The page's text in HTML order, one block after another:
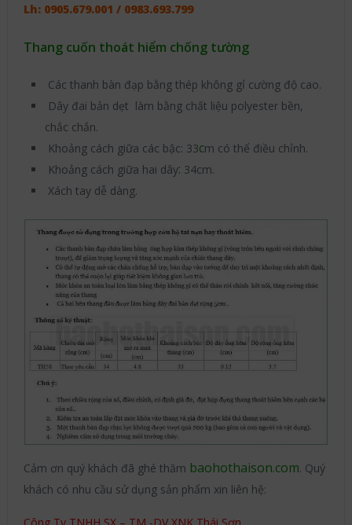
Lh: 0905.679.001 / 0983.693.799
Thang cuốn thoát hiểm chống tường
Các thanh bàn đạp bằng thép không gỉ cường độ cao.
Dây đai bản dẹt làm bằng chất liệu polyester bền,
chắc chắn.
Khoảng cách giữa các bậc: 33cm có thể điều chỉnh.
Khoảng cách giữa hai dây: 34cm.
Xách tay dễ dàng.
Cảm ơn quý khách đã ghé thăm baohothaison.com. Quý
khách có nhu cầu sử dụng sản phẩm xin liên hệ:
Công Ty TNHH SX – TM -DV XNK Thái Sơn